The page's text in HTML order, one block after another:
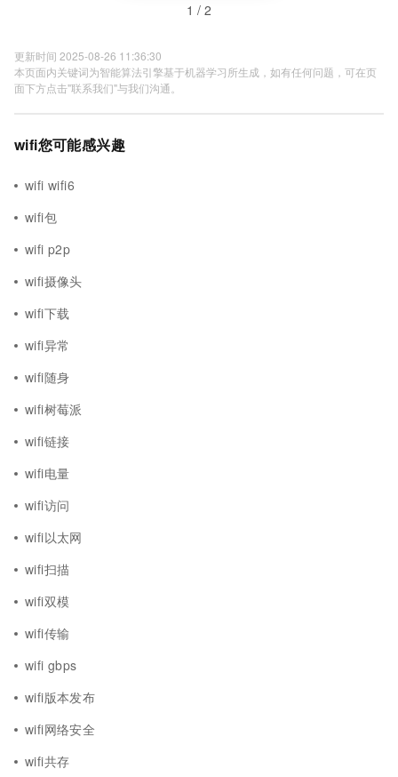
1 / 2
更新时间 2025-08-26 11:36:30
本页面内关键词为智能算法引擎基于机器学习所生成，如有任何问题，可在页
面下方点击"联系我们"与我们沟通。
wifi您可能感兴趣
wifi wifi6
wifi包
wifi p2p
wifi摄像头
wifi下载
wifi异常
wifi随身
wifi树莓派
wifi链接
wifi电量
wifi访问
wifi以太网
wifi扫描
wifi双模
wifi传输
wifi gbps
wifi版本发布
wifi网络安全
wifi共存